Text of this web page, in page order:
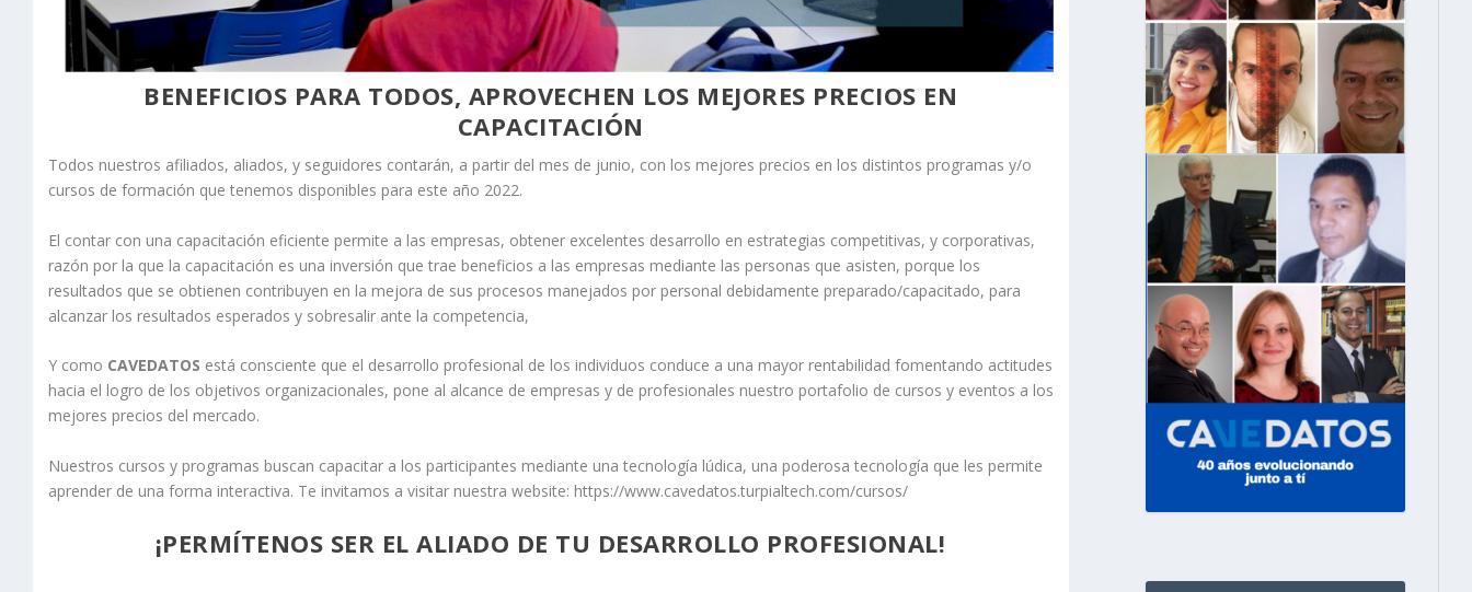
BENEFICIOS PARA TODOS, APROVECHEN LOS MEJORES PRECIOS EN
CAPACITACIÓN
Todos nuestros afiliados, aliados, y seguidores contarán, a partir del mes de junio, con los mejores precios en los distintos programas y/o
cursos de formación que tenemos disponibles para este año 2022.
El contar con una capacitación eficiente permite a las empresas, obtener excelentes desarrollo en estrategias competitivas, y corporativas,
razón por la que la capacitación es una inversión que trae beneficios a las empresas mediante las personas que asisten, porque los
resultados que se obtienen contribuyen en la mejora de sus procesos manejados por personal debidamente preparado/capacitado, para
alcanzar los resultados esperados y sobresalir ante la competencia,
Y como CAVEDATOS está consciente que el desarrollo profesional de los individuos conduce a una mayor rentabilidad fomentando actitudes
hacia el logro de los objetivos organizacionales, pone al alcance de empresas y de profesionales nuestro portafolio de cursos y eventos a los
mejores precios del mercado.
Nuestros cursos y programas buscan capacitar a los participantes mediante una tecnología lúdica, una poderosa tecnología que les permite
aprender de una forma interactiva. Te invitamos a visitar nuestra website: https://www.cavedatos.turpialtech.com/cursos/
¡PERMÍTENOS SER EL ALIADO DE TU DESARROLLO PROFESIONAL!